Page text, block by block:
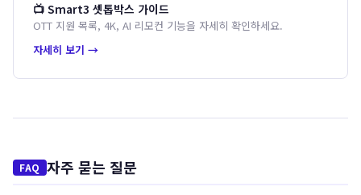
📺 Smart3 셋톱박스 가이드
OTT 지원 목록, 4K, AI 리모컨 기능을 자세히 확인하세요.
자세히 보기 →
자주 묻는 질문